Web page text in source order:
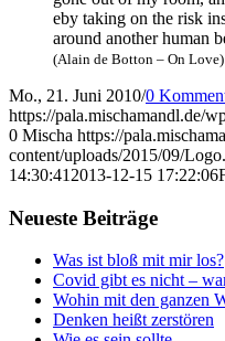
eby taking on the risk
around ano­ther human
(Alain de Bot­ton – On Love)
Mo., 21. Juni 2010/0
https://pala.mischamandl.de/
0 Mischa https://
content/uploads/2015/09/
14:30:41 2013-12-15 17:22:06
Neu­es­te Beiträge
Was ist bloß mit mir los?
Covid gibt es nicht –
Wohin mit den gan­zen
Den­ken heißt zerstören